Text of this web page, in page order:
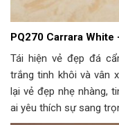
PQ270 Carrara White
Tái hiện vẻ đẹp đá
trắng tinh khôi và vân
lại vẻ đẹp nhẹ nhàng,
ai yêu thích sự sang